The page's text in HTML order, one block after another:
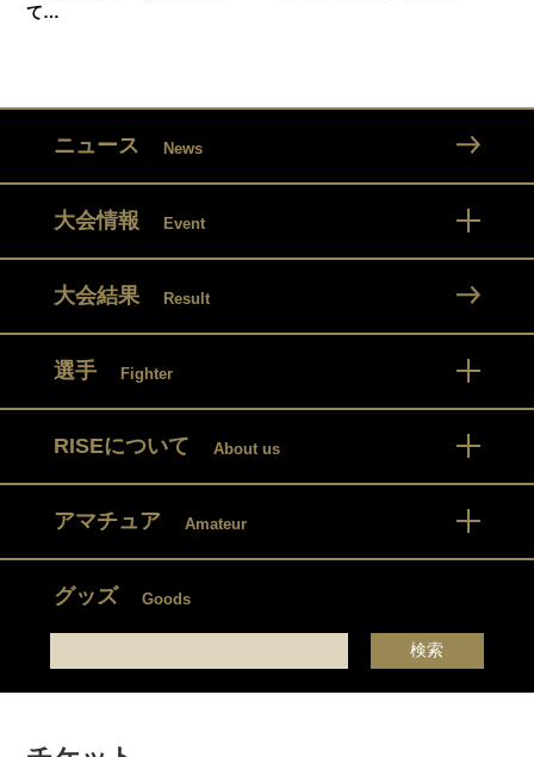
て…
ニュース News
大会情報 Event
大会結果 Result
選手 Fighter
RISEについて About us
アマチュア Amateur
グッズ Goods